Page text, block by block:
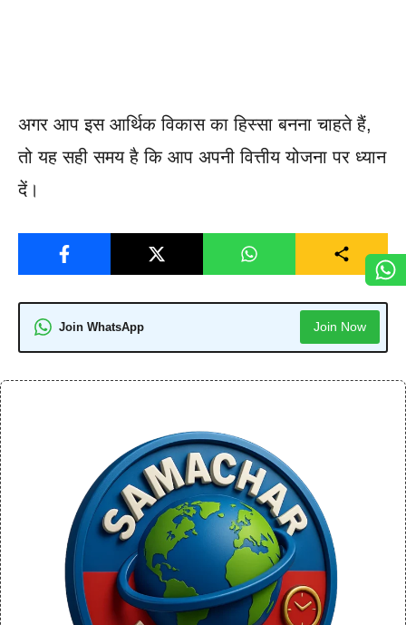
अगर आप इस आर्थिक विकास का हिस्सा बनना चाहते हैं,
तो यह सही समय है कि आप अपनी वित्तीय योजना पर ध्यान
दें।
Join WhatsApp Join Now